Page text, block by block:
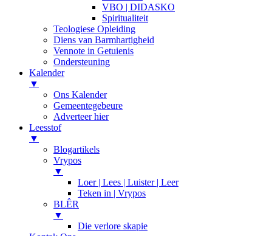
VBO | DIDASKO
Spiritualiteit
Teologiese Opleiding
Diens van Barmhartigheid
Vennote in Getuienis
Ondersteuning
Kalender
▼
Ons Kalender
Gemeentegebeure
Adverteer hier
Leesstof
▼
Blogartikels
Vrypos
▼
Loer | Lees | Luister | Leer
Teken in | Vrypos
BLÊR
▼
Die verlore skapie